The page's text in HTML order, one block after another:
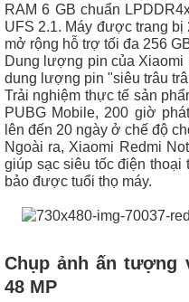
RAM 6 GB chuẩn
UFS 2.1. Máy được trang
mở rộng hỗ trợ tối đa 256
Dung lượng pin của
dung lượng pin "siêu trâu
Trải nghiệm thực tế sản
PUBG Mobile, 200 giờ
lên đến 20 ngày ở chế độ
Ngoài ra, Xiaomi Redmi
giúp sạc siêu tốc điện thoại
bảo được tuổi thọ máy.
Chụp ảnh ấn tượng
48 MP